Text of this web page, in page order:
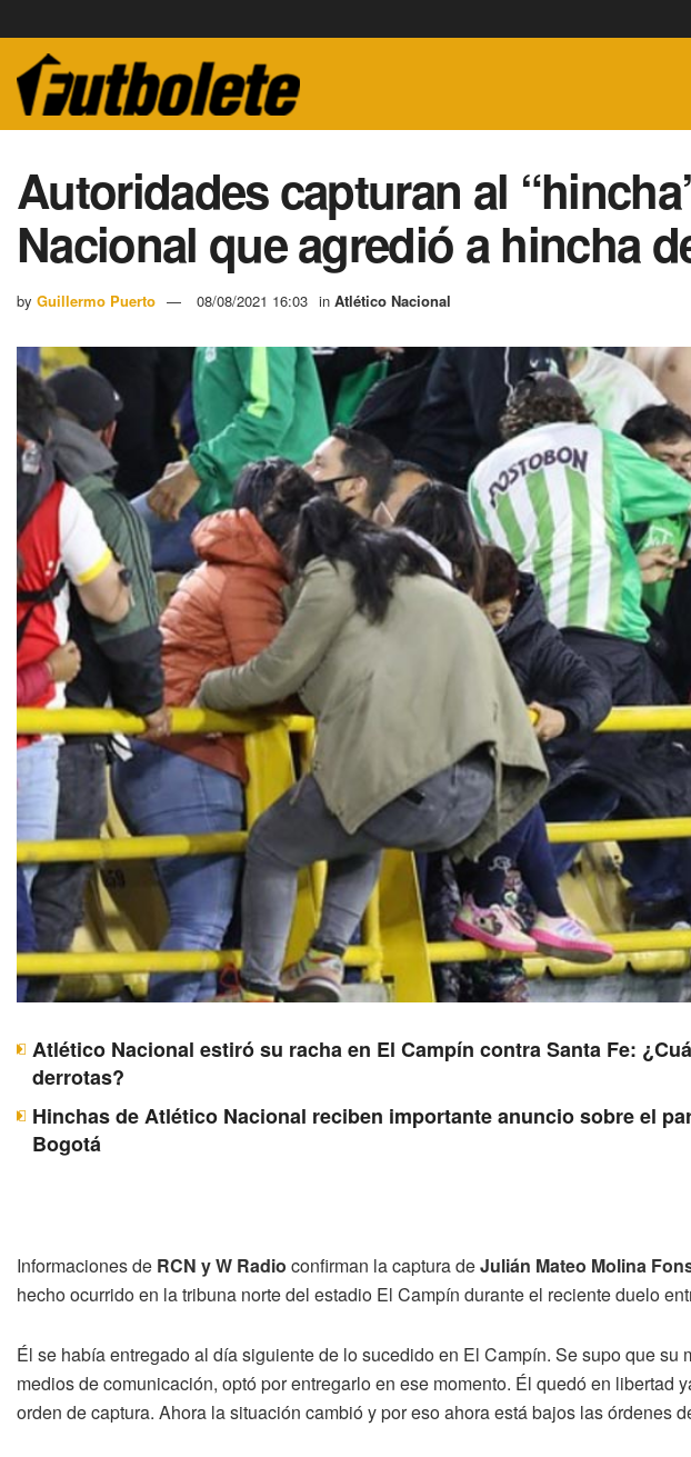
Autoridades capturan al
Nacional que agredió a hincha
by Guillermo Puerto 08/08/2021 16:03 in Atlético Nacional
Atlético Nacional estiró su racha en El Campín contra Santa Fe:
derrotas?
Hinchas de Atlético Nacional reciben importante anuncio sobre el
Bogotá
Informaciones de RCN y W Radio confirman la captura deJulián Mateo Molina
hecho ocurrido en la tribuna norte del estadio El Campín durante el reciente duelo
Él se había entregado al día siguiente de lo sucedido en El Campín. Se supo que su
medios de comunicación, optó por entregarlo en ese momento. Él quedó en libertad
orden de captura. Ahora la situación cambió y por eso ahora está bajos las órdenes